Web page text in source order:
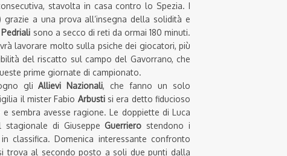
stavolta in casa contro lo Spezia. I
grazie a una prova all’insegna della solidità e
Pedriali sono a secco di reti da ormai 180 minuti.
lavorare molto sulla psiche dei giocatori, più
del riscatto sul campo del Gavorrano, che
prime giornate di campionato.
gliAllievi Nazionali, che fanno un solo
il mister Fabio Arbusti si era detto fiducioso
sembra avesse ragione. Le doppiette di Luca
di GiuseppeGuerriero stendono i
classifica. Domenica interessante confronto
trova al secondo posto a soli due punti dalla